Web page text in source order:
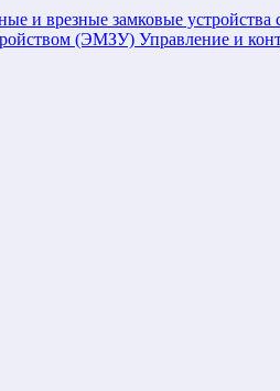
и врезные замковые
Управление и